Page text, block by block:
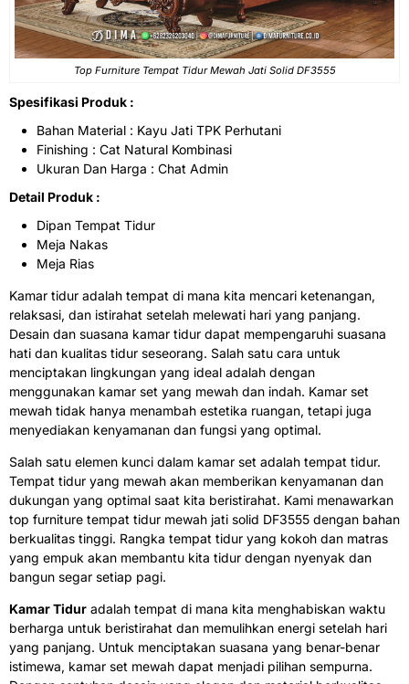
Top Furniture Tempat Tidur Mewah Jati Solid DF3555
Spesifikasi Produk :
Bahan Material : Kayu Jati TPK Perhutani
Finishing : Cat Natural Kombinasi
Ukuran Dan Harga : Chat Admin
Detail Produk :
Dipan Tempat Tidur
Meja Nakas
Meja Rias
Kamar tidur adalah tempat di mana kita mencari ketenangan,
relaksasi, dan istirahat setelah melewati hari yang panjang.
Desain dan suasana kamar tidur dapat mempengaruhi suasana
hati dan kualitas tidur seseorang. Salah satu cara untuk
menciptakan lingkungan yang ideal adalah dengan
menggunakan kamar set yang mewah dan indah. Kamar set
mewah tidak hanya menambah estetika ruangan, tetapi juga
menyediakan kenyamanan dan fungsi yang optimal.
Salah satu elemen kunci dalam kamar set adalah tempat tidur.
Tempat tidur yang mewah akan memberikan kenyamanan dan
dukungan yang optimal saat kita beristirahat. Kami menawarkan
top furniture tempat tidur mewah jati solid DF3555 dengan bahan
berkualitas tinggi. Rangka tempat tidur yang kokoh dan matras
yang empuk akan membantu kita tidur dengan nyenyak dan
bangun segar setiap pagi.
Kamar Tidur adalah tempat di mana kita menghabiskan waktu
berharga untuk beristirahat dan memulihkan energi setelah hari
yang panjang. Untuk menciptakan suasana yang benar-benar
istimewa, kamar set mewah dapat menjadi pilihan sempurna.